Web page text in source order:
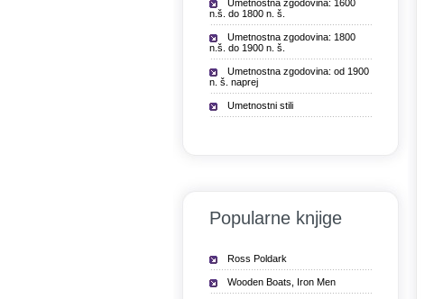
Umetnostna zgodovina: 1600
n.š. do 1800 n. š.
Umetnostna zgodovina: 1800
n.š. do 1900 n. š.
Umetnostna zgodovina: od 1900
n. š. naprej
Umetnostni stili
Popularne knjige
Ross Poldark
Wooden Boats, Iron Men